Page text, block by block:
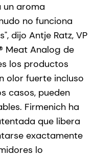
un aroma
no funciona
dijo Antje Ratz, VP
Meat Analog de
los productos
olor fuerte incluso
casos, pueden
Firmenich ha
que libera
exactamente
lo